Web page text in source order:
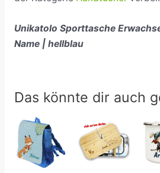
Unikatolo Sporttasche
Name | hellblau
Das könnte dir auch